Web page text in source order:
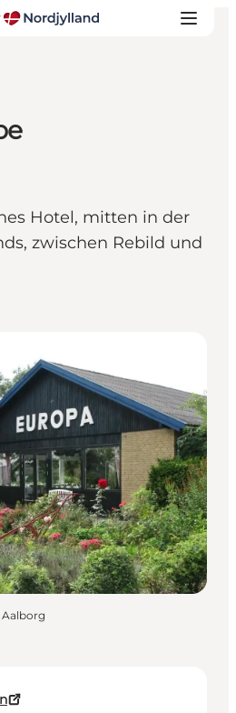
Hotel, mitten in der
zwischen Rebild und